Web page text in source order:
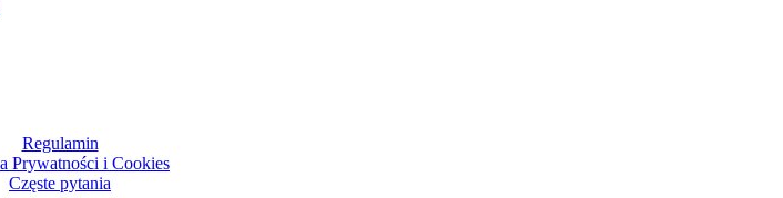
Regulamin
Prywatności i Cookies
Częste pytania